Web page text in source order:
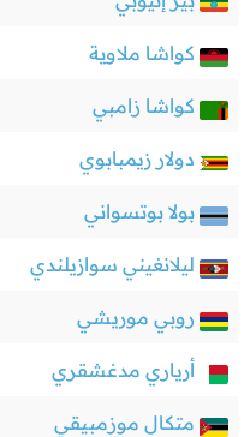
كواشا ملاوية
كواشا زامبي
دولار زيمبابوي
بولا بوتسواني
ليلانغيني سوازيلندي
روبي موريشي
أرياري مدغشقري
متكال موزمبيقي